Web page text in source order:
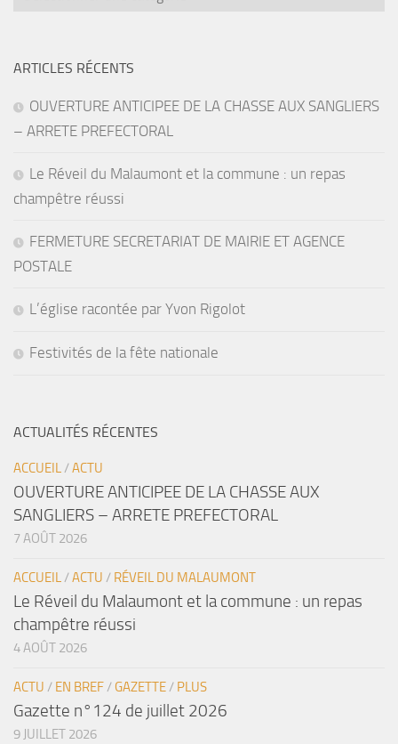
ARTICLES RÉCENTS
OUVERTURE ANTICIPEE DE LA CHASSE AUX SANGLIERS
– ARRETE PREFECTORAL
Le Réveil du Malaumont et la commune : un repas
champêtre réussi
FERMETURE SECRETARIAT DE MAIRIE ET AGENCE
POSTALE
L’église racontée par Yvon Rigolot
Festivités de la fête nationale
ACTUALITÉS RÉCENTES
ACCUEIL/ACTU
OUVERTURE ANTICIPEE DE LA CHASSE AUX
SANGLIERS – ARRETE PREFECTORAL
7 AOÛT 2026
ACCUEIL/ACTU / RÉVEIL DU MALAUMONT
Le Réveil du Malaumont et la commune : un repas
champêtre réussi
4 AOÛT 2026
ACTU / EN BREF/GAZETTE/ PLUS
Gazette n°124 de juillet 2026
9 JUILLET 2026